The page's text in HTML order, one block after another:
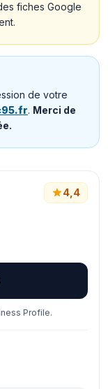
fiches Google
de votre
. Merci de
4,4
Profile.